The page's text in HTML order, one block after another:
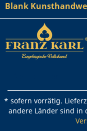
Blank
* sofern vorrätig.
andere Länder sind in